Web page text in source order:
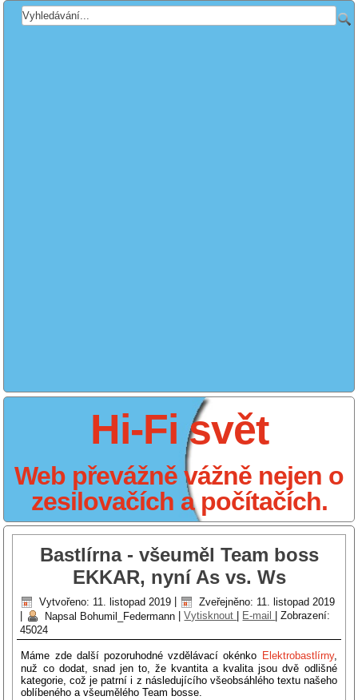
Hi-Fi svět
Web převážně vážně nejen o
zesilovačích a počítačích.
Bastlírna - všeuměl Team boss
EKKAR, nyní As vs. Ws
Vytvořeno: 11. listopad 2019
Zveřejněno: 11. listopad 2019
Napsal Bohumil_Federmann |Vytisknout E-mail |Zobrazení:
45024
Máme zde další pozoruhodné vzdělávací okénko Elektrobastlírny,
nuž co dodat, snad jen to, že kvantita a kvalita jsou dvě odlišné
kategorie, což je patrní i z následujícího všeobsáhlého textu našeho
oblíbeného a všeumělého Team bosse.